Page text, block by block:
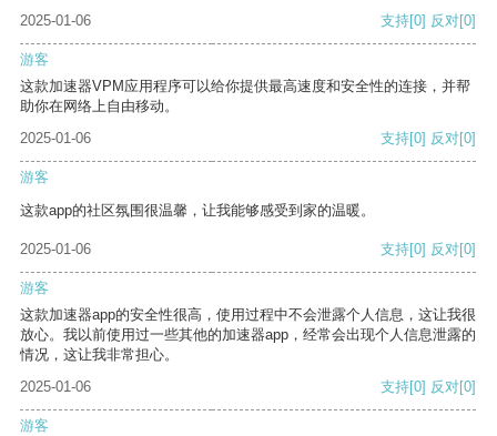
2025-01-06 支持[0] 反对[0]
游客
这款加速器VPM应用程序可以给你提供最高速度和安全性的连接，并帮
助你在网络上自由移动。
2025-01-06
支持[0] 反对[0]
游客
这款app的社区氛围很温馨，让我能够感受到家的温暖。
2025-01-06 支持[0] 反对[0]
游客
这款加速器app的安全性很高，使用过程中不会泄露个人信息，这让我很
放心。我以前使用过一些其他的加速器app，经常会出现个人信息泄露的
情况，这让我非常担心。
2025-01-06
支持[0] 反对[0]
游客